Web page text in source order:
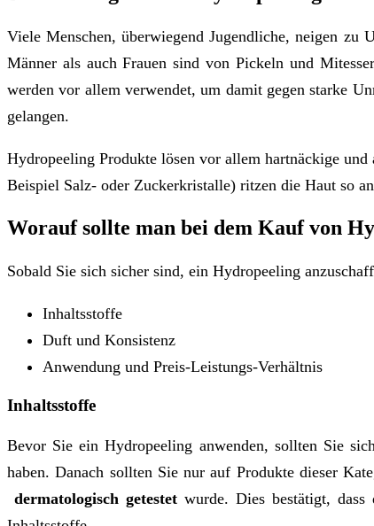
Viele Menschen, überwiegend Jugendliche, neigen zu
Männer als auch Frauen sind von Pickeln und
werden vor allem verwendet, um damit gegen starke
gelangen.
Hydropeeling Produkte lösen vor allem hartnäckige
Beispiel Salz- oder Zuckerkristalle) ritzen die Haut so
Worauf sollte man bei dem Kauf von
Sobald Sie sich sicher sind, ein Hydropeeling
Inhaltsstoffe
Duft und Konsistenz
Anwendung und Preis-Leistungs-Verhältnis
Inhaltsstoffe
Bevor Sie ein Hydropeeling anwenden, sollten Sie
haben. Danach sollten Sie nur auf Produkte dieser
dermatologisch getestet wurde. Dies bestätigt,